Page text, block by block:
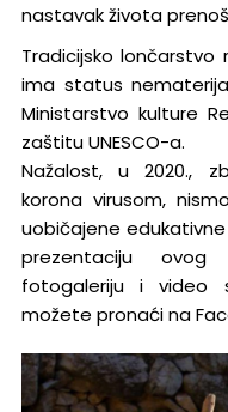
nastavak života
Tradicijsko lončarstvo
ima status
Ministarstvo kulture
zaštitu UNESCO-a.
Nažalost, u 2020.,
korona virusom,
uobičajene
prezentaciju ovog
fotogaleriju i video
možete pronaći na